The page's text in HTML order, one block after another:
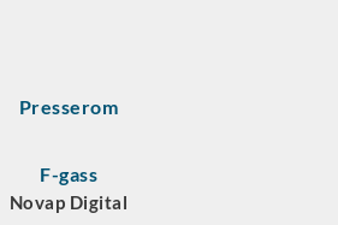
Presserom
F-gass
Novap Digital